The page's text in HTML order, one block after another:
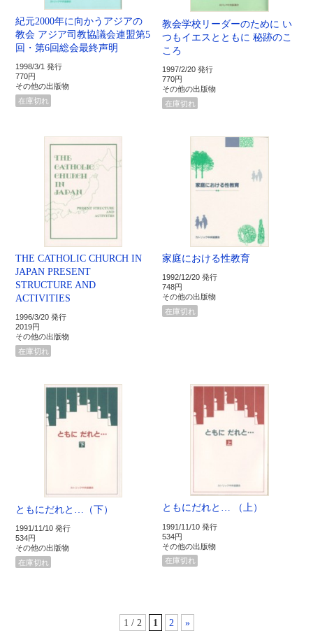
紀元2000年に向かうアジアの
教会 アジア司教協議会連盟第5
回・第6回総会最終声明
1998/3/1 発行
770円
その他の出版物
在庫切れ
教会学校リーダーのために い
つもイエスとともに 秘跡のこ
ころ
1997/2/20 発行
770円
その他の出版物
在庫切れ
THE CATHOLIC CHURCH IN
JAPAN PRESENT
STRUCTURE AND
ACTIVITIES
1996/3/20 発行
2019円
その他の出版物
在庫切れ
家庭における性教育
1992/12/20 発行
748円
その他の出版物
在庫切れ
ともにだれと…（下）
1991/11/10 発行
534円
その他の出版物
在庫切れ
ともにだれと… （上）
1991/11/10 発行
534円
その他の出版物
在庫切れ
1 / 2 1 2 »